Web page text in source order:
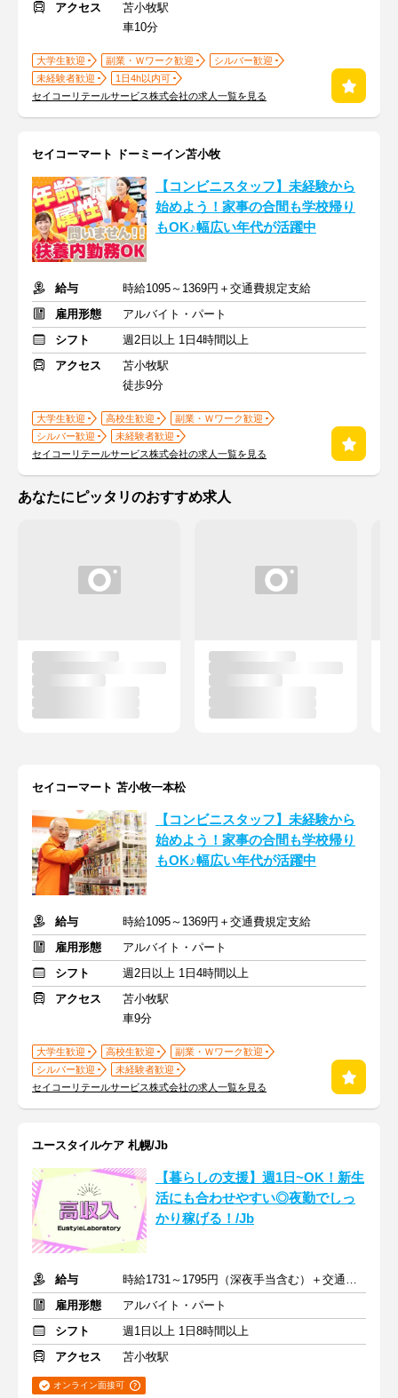
アクセス
苫小牧駅
車10分
大学生歓迎 副業・Ｗワーク歓迎
シルバー歓迎
未経験者歓迎
1日4h以内可
セイコーリテールサービス株式会社の求人一覧を見る
セイコーマート ドーミーイン苫小牧
【コンビニスタッフ】未経験から
始めよう！家事の合間も学校帰り
もOK♪幅広い年代が活躍中
給与
時給1095～1369円＋交通費規定支給
雇用形態
アルバイト・パート
シフト
週2日以上 1日4時間以上
アクセス
苫小牧駅
徒歩9分
大学生歓迎 高校生歓迎
副業・Ｗワーク歓迎
シルバー歓迎
未経験者歓迎
セイコーリテールサービス株式会社の求人一覧を見る
あなたにピッタリのおすすめ求人
セイコーマート 苫小牧一本松
【コンビニスタッフ】未経験から
始めよう！家事の合間も学校帰り
もOK♪幅広い年代が活躍中
給与
時給1095～1369円＋交通費規定支給
雇用形態
アルバイト・パート
シフト
週2日以上 1日4時間以上
アクセス
苫小牧駅
車9分
大学生歓迎 高校生歓迎
副業・Ｗワーク歓迎
シルバー歓迎
未経験者歓迎
セイコーリテールサービス株式会社の求人一覧を見る
ユースタイルケア 札幌/Jb
【暮らしの支援】週1日~OK！新生
活にも合わせやすい◎夜勤でしっ
かり稼げる！/Jb
給与
時給1731～1795円（深夜手当含む）＋交通費支給
雇用形態
アルバイト・パート
シフト
週1日以上 1日8時間以上
アクセス
苫小牧駅
オンライン面接可